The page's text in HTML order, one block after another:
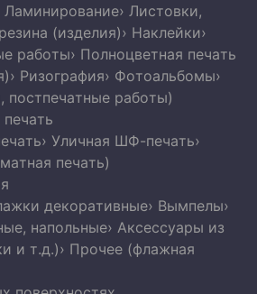
Ламинирование› Листовки,
(изделия)› Наклейки›
работы› Полноцветная печать
› Ризография› Фотоальбомы›
постпечатные работы)
› Уличная ШФ-печать›
печать)
декоративные› Вымпелы›
напольные› Аксессуары из
и т.д.)› Прочее (флажная